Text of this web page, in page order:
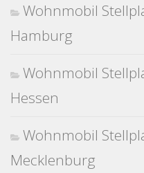
Wohnmobil
Hamburg
Wohnmobil
Hessen
Wohnmobil
Mecklenburg